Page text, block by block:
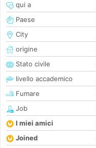
qui a
Paese
City
origine
Stato civile
livello accademico
Fumare
Job
I miei amici
Joined